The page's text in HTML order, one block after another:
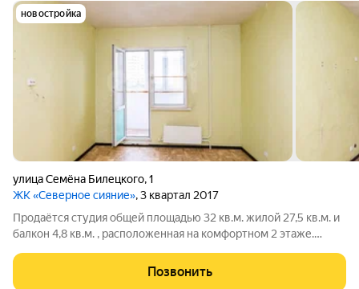
новостройка
улица Семёна Билецкого,1
ЖК «Северное сияние», 3 квартал 2017
Продаётся студия общей площадью 32 кв.м. жилой 27,5 кв.м. и
балкон 4,8 кв.м. , расположенная на комфортном 2 этаже.
находятся школа и сад, рядом Крылов Парк, все необходимые
магазины и
Позвонить